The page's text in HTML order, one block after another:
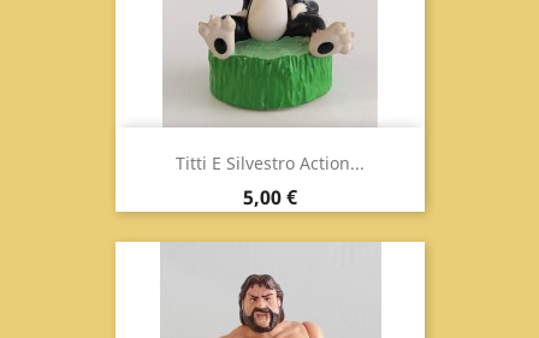
Titti E Silvestro Action...
Prezzo
5,00 €